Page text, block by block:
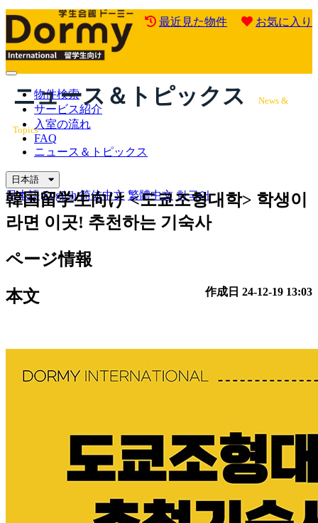
最近見た物件 お気に入り
Mobile
Menu 物件検索
サービス紹介
入室の流れ
FAQ
ニュース＆トピックス
日本語
日本語 English 简体中文 繁體中文 한국어
ニュース＆トピックス News &
Topics
韓国留学生向け <도쿄조형대학> 학생이
라면 이곳! 추천하는 기숙사
ページ情報
作成日 24-12-19 13:03
本文